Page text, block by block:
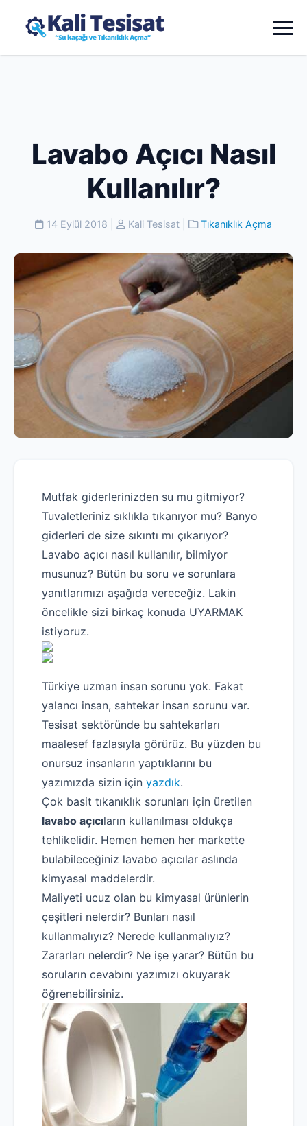
Lavabo Açıcı Nasıl
Kullanılır?
14 Eylül 2018 Kali Tesisat Tıkanıklık Açma
Mutfak giderlerinizden su mu gitmiyor?
Tuvaletleriniz sıklıkla tıkanıyor mu? Banyo
giderleri de size sıkıntı mı çıkarıyor?
Lavabo açıcı nasıl kullanılır, bilmiyor
musunuz? Bütün bu soru ve sorunlara
yanıtlarımızı aşağıda vereceğiz. Lakin
öncelikle sizi birkaç konuda UYARMAK
istiyoruz.
Türkiye uzman insan sorunu yok. Fakat
yalancı insan, sahtekar insan sorunu var.
Tesisat sektöründe bu sahtekarları
maalesef fazlasıyla görürüz. Bu yüzden bu
onursuz insanların yaptıklarını bu
yazımızda sizin için yazdık.
Çok basit tıkanıklık sorunları için üretilen
lavabo açıcıların kullanılması oldukça
tehlikelidir. Hemen hemen her markette
bulabileceğiniz lavabo açıcılar aslında
kimyasal maddelerdir.
Maliyeti ucuz olan bu kimyasal ürünlerin
çeşitleri nelerdir? Bunları nasıl
kullanmalıyız? Nerede kullanmalıyız?
Zararları nelerdir? Ne işe yarar? Bütün bu
soruların cevabını yazımızı okuyarak
öğrenebilirsiniz.